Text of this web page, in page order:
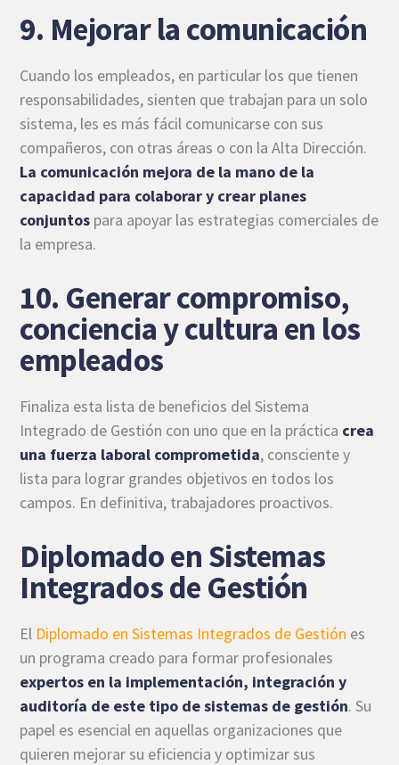
9. Mejorar la comunicación
Cuando los empleados, en particular los que tienen
responsabilidades, sienten que trabajan para un solo
sistema, les es más fácil comunicarse con sus
compañeros, con otras áreas o con la Alta Dirección.
La comunicación mejora de la mano de la
capacidad para colaborar y crear planes
conjuntos para apoyar las estrategias comerciales de
la empresa.
10. Generar compromiso,
conciencia y cultura en los
empleados
Finaliza esta lista de beneficios del Sistema
Integrado de Gestión con uno que en la práctica crea
una fuerza laboral comprometida, consciente y
lista para lograr grandes objetivos en todos los
campos. En definitiva, trabajadores proactivos.
Diplomado en Sistemas
Integrados de Gestión
El Diplomado en Sistemas Integrados de Gestión es
un programa creado para formar profesionales
expertos en la implementación, integración y
auditoría de este tipo de sistemas de gestión. Su
papel es esencial en aquellas organizaciones que
quieren mejorar su eficiencia y optimizar sus